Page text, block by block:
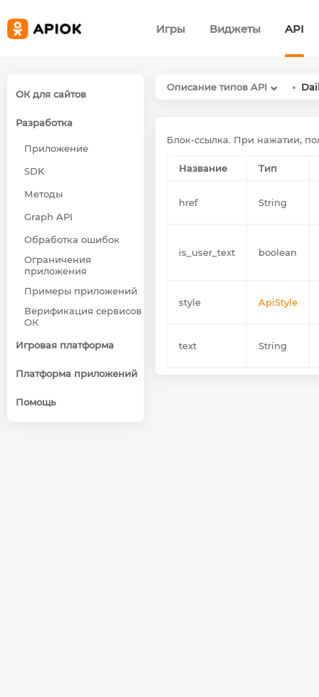
Игры Виджеты API
ОК для сайтов
Разработка
Приложение
SDK
Методы
Graph API
Обработка ошибок
Ограничения
приложения
Примеры приложений
Верификация сервисов
ОК
Игровая платформа
Платформа приложений
Помощь
Описание типов API
Блок-ссылка. При нажатии,
Название Тип
href String
is_user_text boolean
style ApiStyle
text String